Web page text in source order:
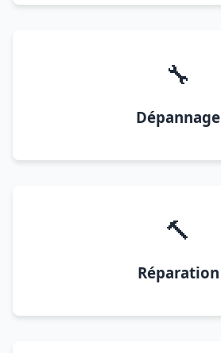
🔧
Dépannage
🔨
Réparation